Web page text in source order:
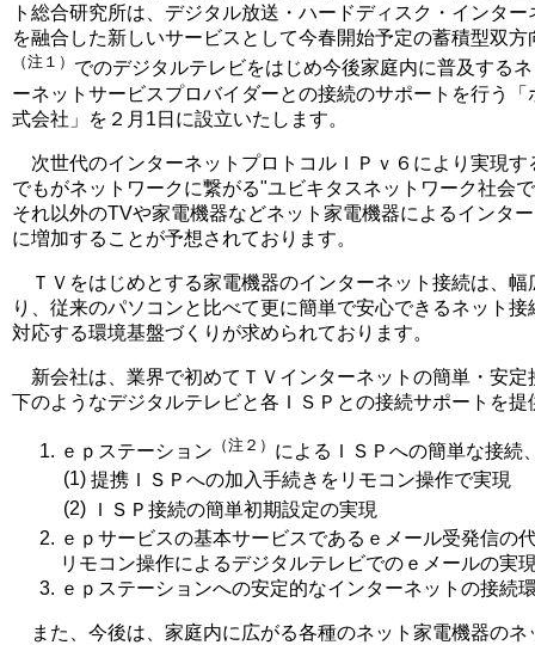
ト総合研究所は、デジタル放送・ハードディスク・インタ
を融合した新しいサービスとして今春開始予定の蓄積型双
（注１） でのデジタルテレビをはじめ今後家庭内に普及する
ーネットサービスプロバイダーとの接続のサポートを行う
式会社」を２月1日に設立いたします。
次世代のインターネットプロトコルＩＰｖ６により実現す
でもがネットワークに繋がる"ユビキタスネットワーク社会
それ以外のTVや家電機器などネット家電機器によるインタ
に増加することが予想されております。
ＴＶをはじめとする家電機器のインターネット接続は、幅
り、従来のパソコンと比べて更に簡単で安心できるネット
対応する環境基盤づくりが求められております。
新会社は、業界で初めてＴＶインターネットの簡単・安定
下のようなデジタルテレビと各ＩＳＰとの接続サポートを提
ｅｐステーション （注２） によるＩＳＰへの簡単な接続
(1) 提携ＩＳＰへの加入手続きをリモコン操作で実現
(2)
ＩＳＰ接続の簡単初期設定の実現
ｅｐサービスの基本サービスであるｅメール受発信の
リモコン操作によるデジタルテレビでのｅメールの実
ｅｐステーションへの安定的なインターネットの接続
また、今後は、家庭内に広がる各種のネット家電機器のネ